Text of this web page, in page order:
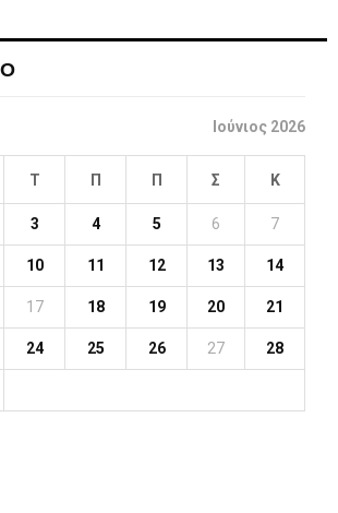
Ιούνιος 2026
Τ Π Π Σ Κ
3 4 5 6 7
10 11 12 13 14
17 18 19 20 21
24 25 26 27 28